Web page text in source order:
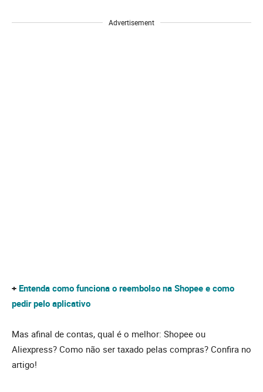
Advertisement
+ Entenda como funciona o reembolso na Shopee e como
pedir pelo aplicativo
Mas afinal de contas, qual é o melhor: Shopee ou
Aliexpress? Como não ser taxado pelas compras? Confira no
artigo!